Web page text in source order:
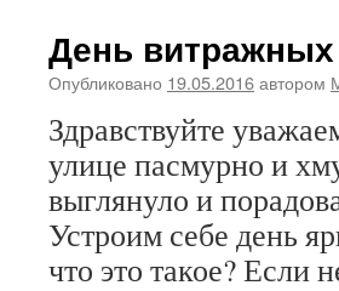
День витражных
Опубликовано 19.05.2016автором
Здравствуйте
улице пасмурно и
выглянуло и
Устроим себе день
что это такое? Если